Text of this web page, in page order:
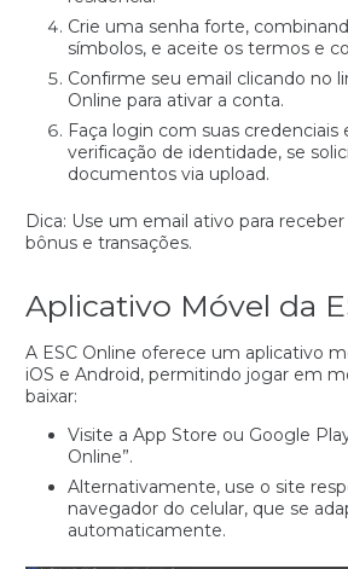
Crie uma senha forte,
símbolos, e aceite os termos e
Confirme seu email clicando no
Online para ativar a conta.
Faça login com suas
verificação de identidade, se
documentos via upload.
Dica: Use um email ativo para
bônus e transações.
Aplicativo Móvel da
A ESC Online oferece um aplicativo
iOS e Android, permitindo jogar em
baixar:
Visite a App Store ou Google
Online”.
Alternativamente, use o site
navegador do celular, que se
automaticamente.